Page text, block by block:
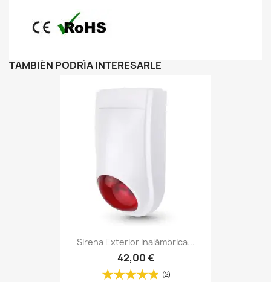
TAMBIÉN PODRÍA INTERESARLE
Sirena Exterior Inalámbrica...
42,00 €
(2)